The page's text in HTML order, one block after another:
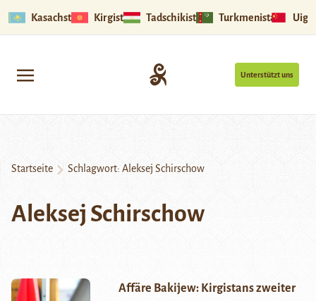
Kasachstan Kirgistan Tadschikistan Turkmenistan
Unterstützt uns
Startseite Schlagwort: Aleksej Schirschow
Aleksej Schirschow
Affäre Bakijew: Kirgistans zweiter